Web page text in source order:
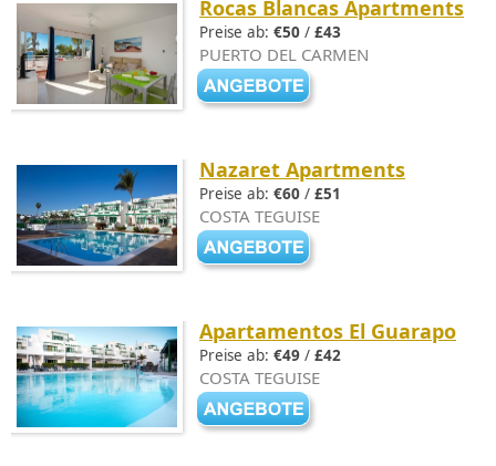
Rocas Blancas Apartments
Preise ab: €50 / £43
PUERTO DEL CARMEN
Nazaret Apartments
Preise ab: €60 / £51
COSTA TEGUISE
Apartamentos El Guarapo
Preise ab: €49 / £42
COSTA TEGUISE